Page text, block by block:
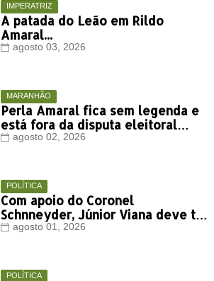
IMPERATRIZ
A patada do Leão em Rildo
Amaral...
agosto 03, 2026
MARANHÃO
Perla Amaral fica sem legenda e
está fora da disputa eleitoral
deste ano
agosto 02, 2026
POLÍTICA
Com apoio do Coronel
Schnneyder, Júnior Viana deve ter
votação expressiva em Timon
agosto 01, 2026
POLÍTICA